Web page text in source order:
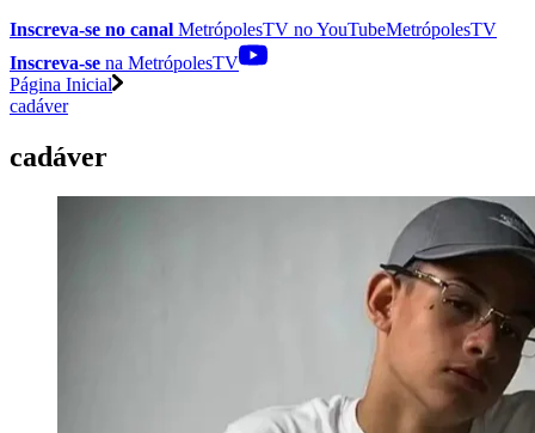
Inscreva-se no canal MetrópolesTV noYouTubeMetrópolesTV
Inscreva-se na MetrópolesTV
Página Inicial
cadáver
cadáver